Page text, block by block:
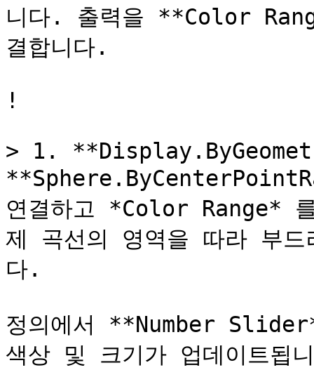
니다. 출력을 **Color
결합니다.
!
> 1.
연결하고 *Color Range*
제 곡선의 영역을 따라 부드
다.
정의에서 **Number
색상 및 크기가 업데이트